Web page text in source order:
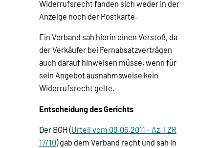
Widerrufsrecht fanden sich weder in der
Anzeige noch der Postkarte.
Ein Verband sah hierin einen Verstoß, da
der Verkäufer bei Fernabsatzverträgen
auch darauf hinweisen müsse, wenn für
sein Angebot ausnahmsweise kein
Widerrufsrecht gelte.
Entscheidung des Gerichts
Der BGH (Urteil vom 09.06.2011 – Az. I ZR
17/10) gab dem Verband recht und sah in